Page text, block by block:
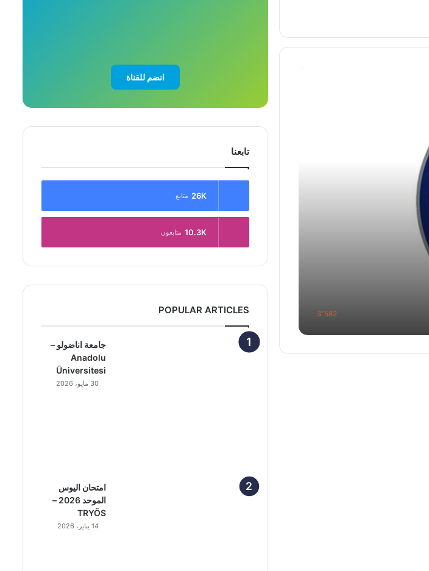
3٬582
انضم للقناة
تابعنا
26K متابع
10.3K متابعون
POPULAR ARTICLES
جامعة اناضولو –
Anadolu
Üniversitesi
30 مايو، 2026
امتحان اليوس
الموحد 2026 –
TRYÖS
14 يناير، 2026